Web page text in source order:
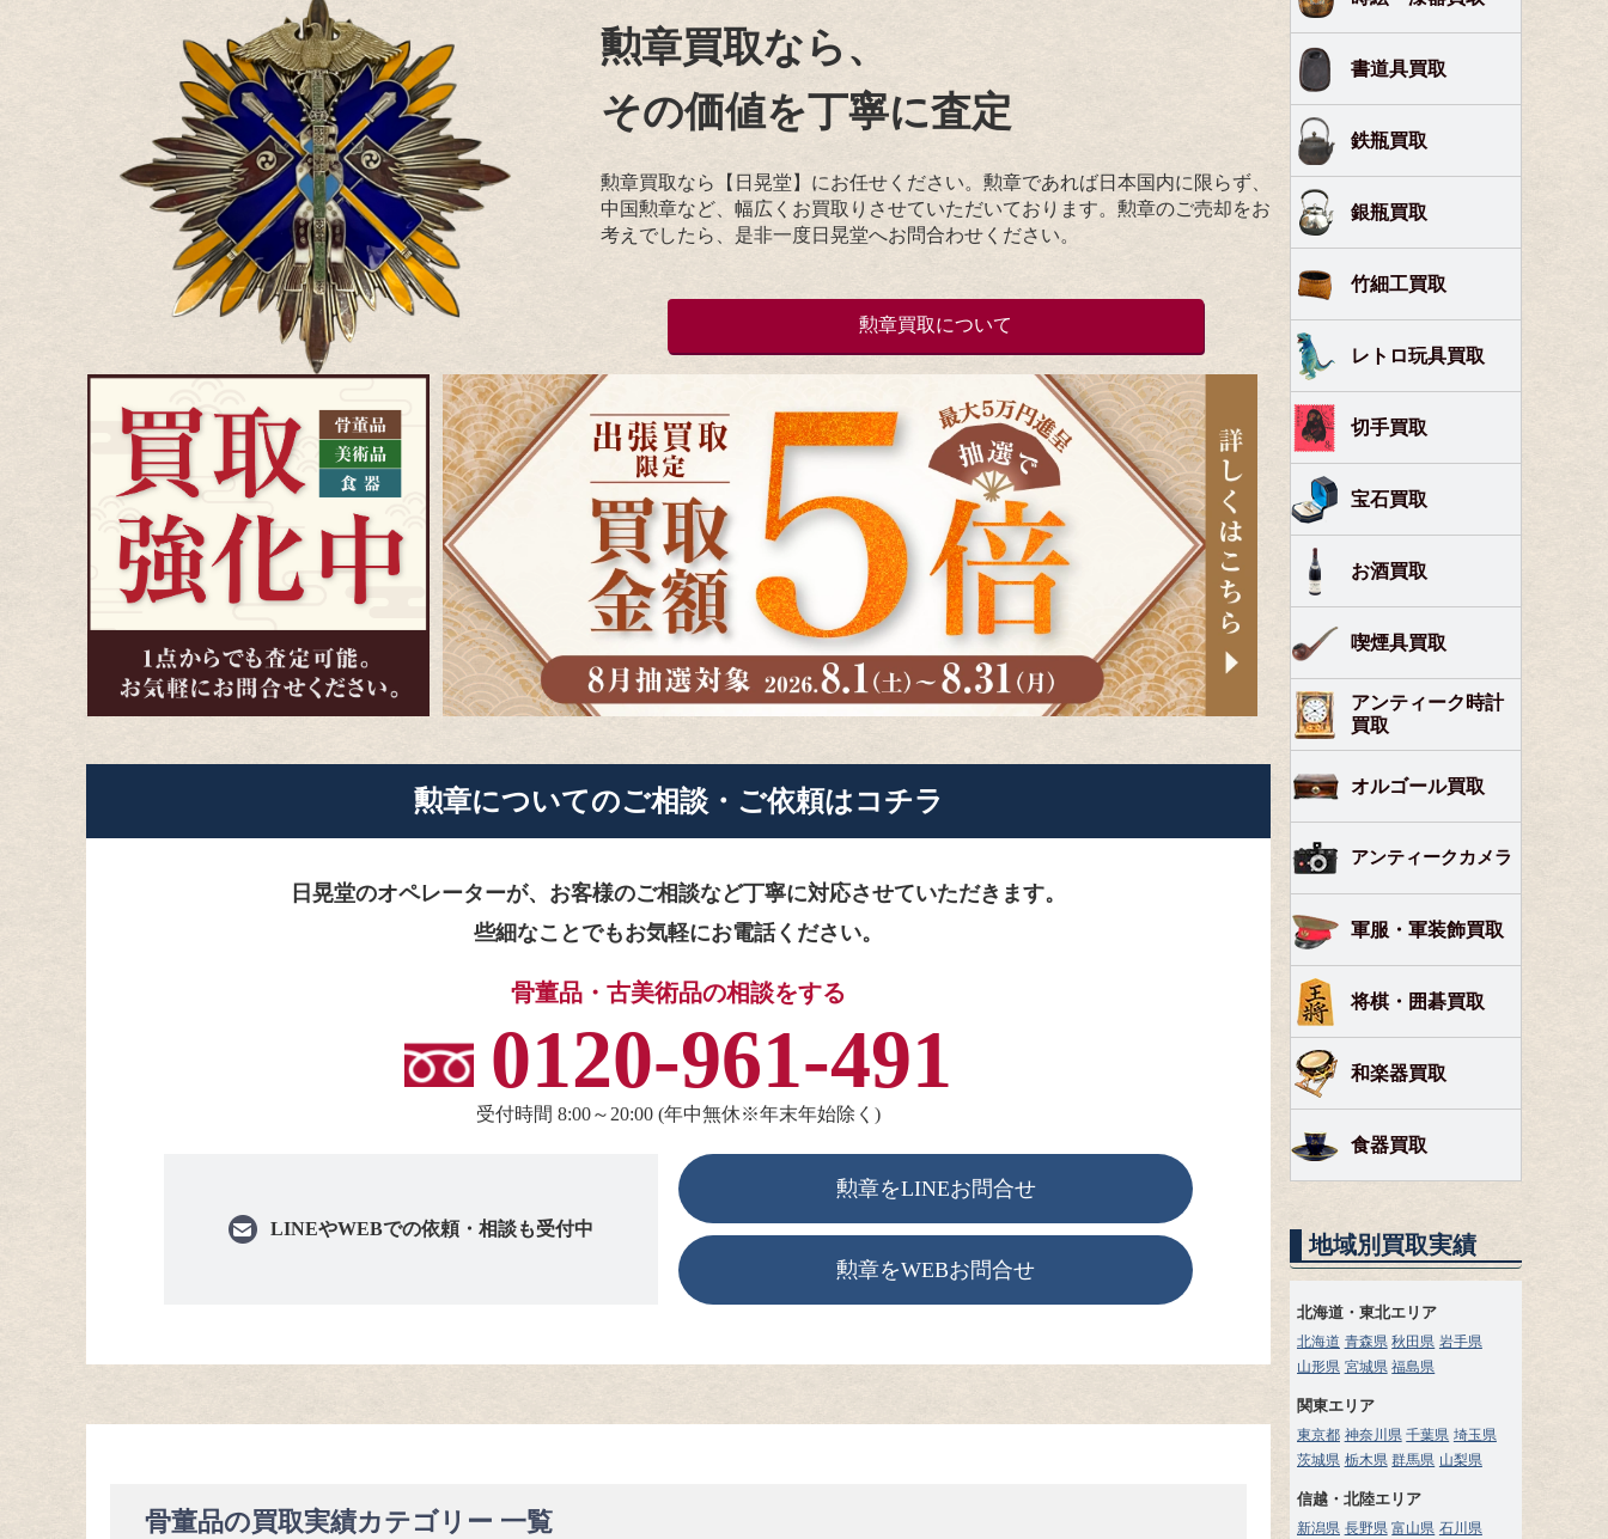
勲章買取なら、
その価値を丁寧に査定
勲章買取なら【日晃堂】にお任せください。勲章であれば日本国内に限らず、
中国勲章など、幅広くお買取りさせていただいております。勲章のご売却をお
考えでしたら、是非一度日晃堂へお問合わせください。
勲章買取について
勲章についてのご相談・ご依頼はコチラ
日晃堂のオペレーターが、お客様のご相談など丁寧に対応させていただきます。
些細なことでもお気軽にお電話ください。
骨董品・古美術品の相談をする
0120-961-491
受付時間 8:00～20:00 (年中無休※年末年始除く)
LINEやWEBでの依頼・相談も受付中
勲章をLINEお問合せ
勲章をWEBお問合せ
骨董品の買取実績カテゴリー 一覧
書道具買取
鉄瓶買取
銀瓶買取
竹細工買取
レトロ玩具買取
切手買取
宝石買取
お酒買取
喫煙具買取
アンティーク時計
買取
オルゴール買取
アンティークカメラ
軍服・軍装飾買取
将棋・囲碁買取
和楽器買取
食器買取
地域別買取実績
北海道・東北エリア
北海道 青森県 秋田県 岩手県
山形県 宮城県 福島県
関東エリア
東京都 神奈川県 千葉県 埼玉県
茨城県 栃木県 群馬県 山梨県
信越・北陸エリア
新潟県 長野県 富山県 石川県